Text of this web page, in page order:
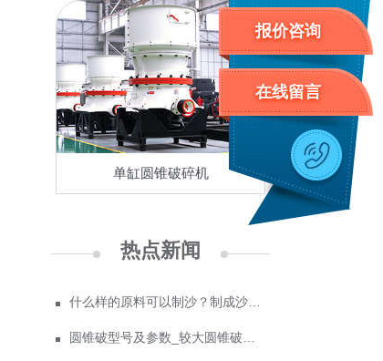
单缸圆锥破碎机
热点新闻
什么样的原料可以制沙？制成沙子成本多少
圆锥破型号及参数_较大圆锥破碎机型号
报价咨询
在线留言